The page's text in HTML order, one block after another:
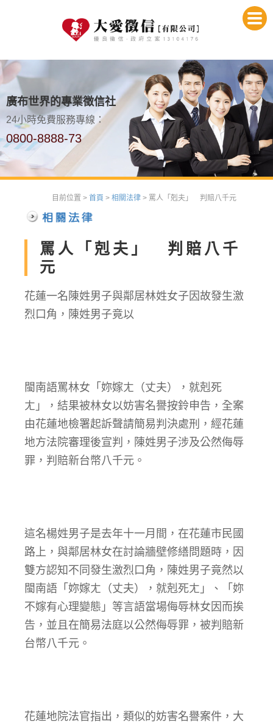
廣布世界的專業徵信社
24小時免費服務專線：
0800-8888-73
目前位置 > 首頁 > 相關法律 > 罵人「剋夫」 判賠八千元
罵人「剋夫」 判賠八千
元
花蓮一名陳姓男子與鄰居林姓女子因故發生激
烈口角，陳姓男子竟以
閩南語罵林女「妳嫁ㄤ（丈夫），就剋死
ㄤ」，結果被林女以妨害名譽按鈴申告，全案
由花蓮地檢署起訴聲請簡易判決處刑，經花蓮
地方法院審理後宣判，陳姓男子涉及公然侮辱
罪，判賠新台幣八千元。
這名楊姓男子是去年十一月間，在花蓮市民國
路上，與鄰居林女在討論牆壁修繕問題時，因
雙方認知不同發生激烈口角，陳姓男子竟然以
閩南語「妳嫁ㄤ（丈夫），就剋死ㄤ」、「妳
不嫁有心理變態」等言語當場侮辱林女因而挨
告，並且在簡易法庭以公然侮辱罪，被判賠新
台幣八千元。
花蓮地院法官指出，類似的妨害名譽案件，大